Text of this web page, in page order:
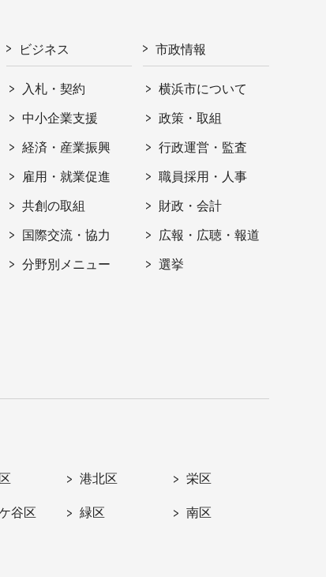
ビジネス
入札・契約
中小企業支援
経済・産業振興
雇用・就業促進
共創の取組
国際交流・協力
分野別メニュー
市政情報
横浜市について
政策・取組
行政運営・監査
職員採用・人事
財政・会計
広報・広聴・報道
選挙
港北区 栄区
谷区 緑区 南区